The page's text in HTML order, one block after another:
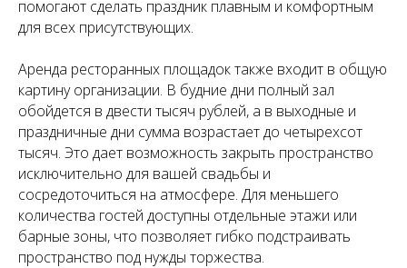
помогают сделать праздник плавным и комфортным
для всех присутствующих.
Аренда ресторанных площадок также входит в общую
картину организации. В будние дни полный зал
обойдется в двести тысяч рублей, а в выходные и
праздничные дни сумма возрастает до четырехсот
тысяч. Это дает возможность закрыть пространство
исключительно для вашей свадьбы и
сосредоточиться на атмосфере. Для меньшего
количества гостей доступны отдельные этажи или
барные зоны, что позволяет гибко подстраивать
пространство под нужды торжества.